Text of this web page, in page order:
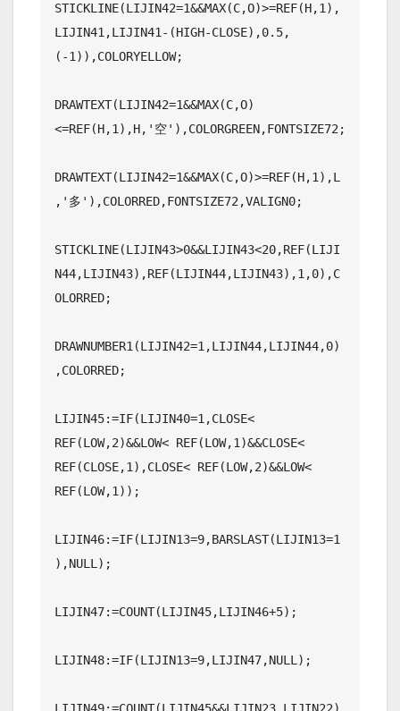
STICKLINE(LIJIN42=1&&MAX(C,O)>=REF(H,1),
LIJIN41,LIJIN41-(HIGH-CLOSE),0.5,
(-1)),COLORYELLOW;
DRAWTEXT(LIJIN42=1&&MAX(C,O)
<=REF(H,1),H,'空'),COLORGREEN,FONTSIZE72;
DRAWTEXT(LIJIN42=1&&MAX(C,O)>=REF(H,1),L
,'多'),COLORRED,FONTSIZE72,VALIGN0;
STICKLINE(LIJIN43>0&&LIJIN43<20,REF(LIJI
N44,LIJIN43),REF(LIJIN44,LIJIN43),1,0),C
OLORRED;
DRAWNUMBER1(LIJIN42=1,LIJIN44,LIJIN44,0)
,COLORRED;
LIJIN45:=IF(LIJIN40=1,CLOSE<
REF(LOW,2)&&LOW< REF(LOW,1)&&CLOSE<
REF(CLOSE,1),CLOSE< REF(LOW,2)&&LOW<
REF(LOW,1));
LIJIN46:=IF(LIJIN13=9,BARSLAST(LIJIN13=1
),NULL);
LIJIN47:=COUNT(LIJIN45,LIJIN46+5);
LIJIN48:=IF(LIJIN13=9,LIJIN47,NULL);